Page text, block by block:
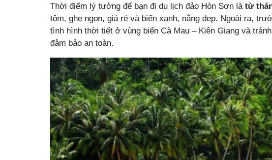
Thời điểm lý tưởng để bạn đi du lịch đảo Hòn Sơn là từ
tôm, ghẹ ngon, giá rẻ và biển xanh, nắng đẹp. Ngoài ra,
tình hình thời tiết ở vùng biển Cà Mau – Kiên Giang và
đảm bảo an toàn.